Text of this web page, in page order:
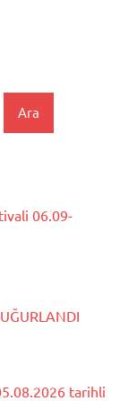
Ara
06.09-
tarihli